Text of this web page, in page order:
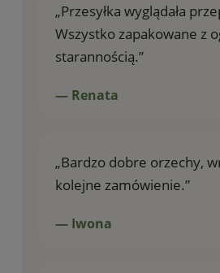
„Przesyłka wyglądała
Wszystko zapakowane z
starannością.”
— Renata
„Bardzo dobre orzechy,
kolejne zamówienie.”
— Iwona